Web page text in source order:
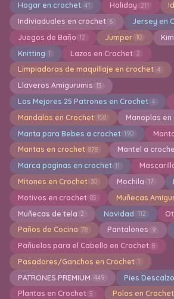
Hogar en crochet 41 Holiday 211
Indiviaduales en crochet 6 Jersey en
Juegos de Baño 12 Jumper 10
Knitting 1 Lazos en Crochet 2
Limpiadoras de maquillaje en crochet 4
Llaveros Amigurumis 13
Los Mejores 25 Patrones en Crochet 4
Mandalas en Crochet 158 Manoplas en
Manta para Bebes a crochet 190
Mantas en crochet 878 Mantel a
Marca paginas en crochet 11
Mitones en Crochet 30 Mochila 17
Motivos en crochet 85 Muñecas
Muñecas de tela 2 Navidad 112
Paños de Cocina 78 Pantalones 9
Pañuelos para el Cabello en Crochet 8
Pasadores/Ganchos en Crochet 1
PATRONES PREMIUM 449 Pies
Plantas en Crochet 5 Polos en Crochet